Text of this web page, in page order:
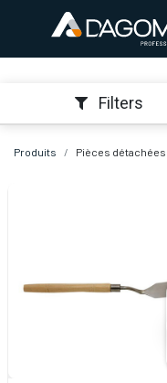
Filters
Produits Pièces détachées